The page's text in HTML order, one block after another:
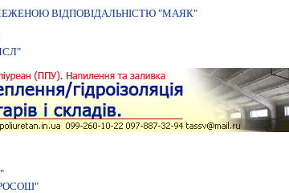
ВІДПОВІДАЛЬНІСТЮ "МАЯК"